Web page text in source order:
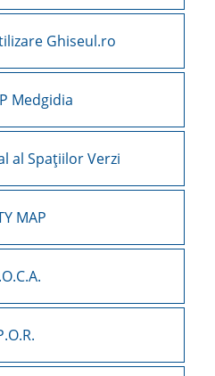
Ghiseul.ro
Medgidia
al Spațiilor Verzi
MAP